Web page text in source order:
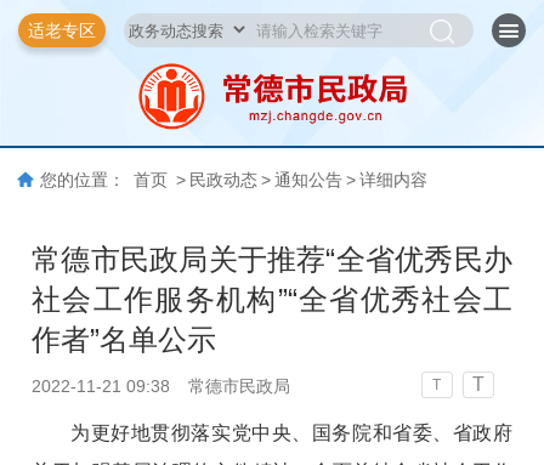
适老专区
您的位置： 首页 > 民政动态 > 通知公告 > 详细内容
常德市民政局关于推荐“全省优秀民办
社会工作服务机构”“全省优秀社会工
作者”名单公示
2022-11-21 09:38 常德市民政局 T T
为更好地贯彻落实党中央、国务院和省委、省政府